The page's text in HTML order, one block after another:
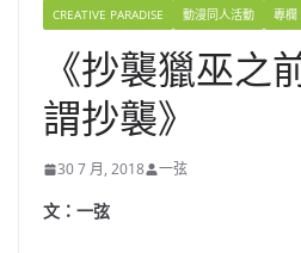
CREATIVE PARADISE 動漫同人活動 專欄
《抄襲獵巫之
謂抄襲》
30 7 月, 2018 一弦
文：一弦